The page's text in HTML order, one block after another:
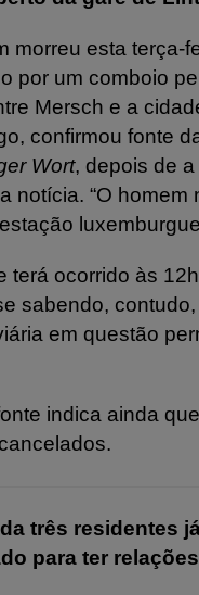
morreu esta terça-
por um comboio
Mersch e a
confirmou fonte
Wort, depois de a
notícia. “O homem
terá ocorrido às
sabendo,
em questão
indica ainda
três residentes
para ter